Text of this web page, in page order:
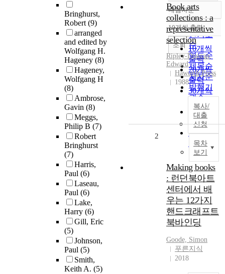
Bringhurst,
Robert(9)
arranged
and edited by
Wolfgang H.
Hageney (8)
Hageney,
Wolfgang H
(8)
Ambrose,
Gavin (8)
Meggs,
Philip B (7)
Robert
Bringhurst
(7)
Harris,
Paul (6)
Laseau,
Paul (6)
Lake,
Harry (6)
Gill, Eric
(5)
Johnson,
Paul (5)
Smith,
Keith A. (5)
정확도
순
인기도
순
연도순
제목순
저자순
발행기
관순
내림차순
내림차순
10개씩 출력
10개씩
출력
20개씩
출력
30개씩
출력
50개씩
출력
100개씩
출력
조회
Book arts
collections : a
representative
selection
Ripley-Duggan,
Edward
Haworth Press
1988
복사/
대출
신청
목차
보기
2
Making books
: 런던북아트
센터에서 배
우는 12가지
핸드크래프트
북바인딩
Goode, Simon
푸른지식
2018